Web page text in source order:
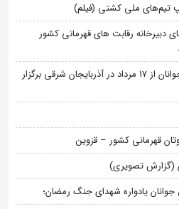
تیم‌های ملی کشتی (فیلم)
دبیرخانه رقابت های قهرمانی کشور
اردوی تیم ملی کشتی ساحلی نوجوانان از 17 مرداد در آذربایجان شرقی برگزار
قهرمانی کشور – قزوین
(گزارش تصویری)
یادواره شهدای جنگ رمضان؛